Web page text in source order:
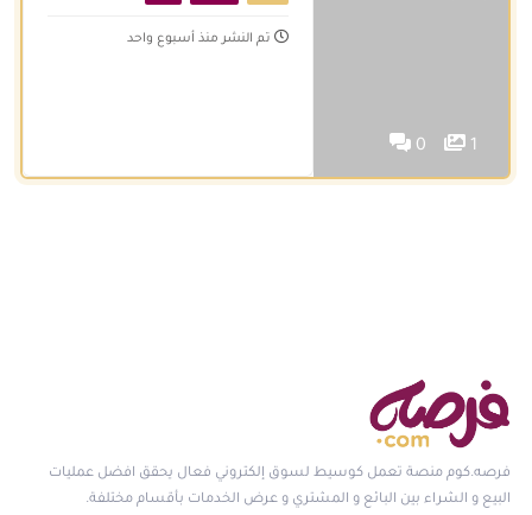
1
0
تم النشر منذ أسبوع واحد
فرصه.كوم منصة تعمل كوسيط لسوق إلكتروني فعال يحقق افضل عمليات
البيع و الشراء بين البائع و المشتري و عرض الخدمات بأقسام مختلفة.